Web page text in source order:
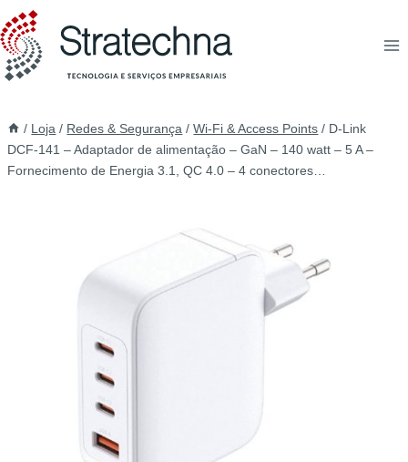
/ Loja / Redes & Segurança / Wi-Fi & Access Points / D-Link
DCF-141 – Adaptador de alimentação – GaN – 140 watt – 5 A –
Fornecimento de Energia 3.1, QC 4.0 – 4 conectores…